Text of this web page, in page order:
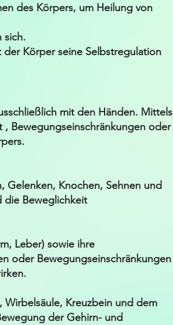
des Körpers, um Heilung von
sich.
Körper seine Selbstregulation
mit den Händen. Mittels
, Bewegungseinschränkungen oder
Gelenken, Knochen, Sehnen und
die Beweglichkeit
Leber) sowie ihre
oder Bewegungseinschränkungen
Wirbelsäule, Kreuzbein und dem
der Gehirn- und